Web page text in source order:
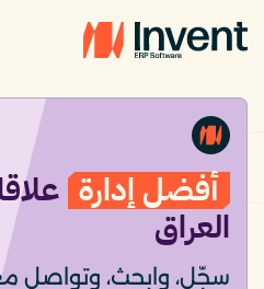
أفضل إدارة
العراق
سجّل، وابحث، وتواصل